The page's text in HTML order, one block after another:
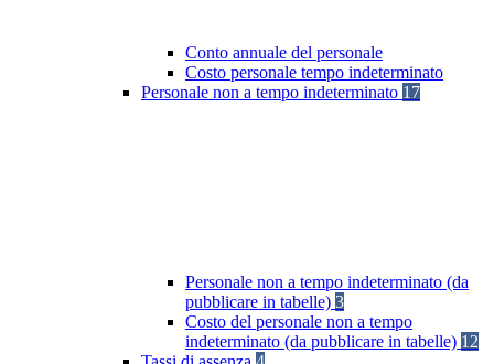
Conto annuale del personale
Costo personale tempo indeterminato
Personale non a tempo indeterminato 17
Personale non a tempo indeterminato (da
pubblicare in tabelle) 3
Costo del personale non a tempo
indeterminato (da pubblicare in tabelle) 12